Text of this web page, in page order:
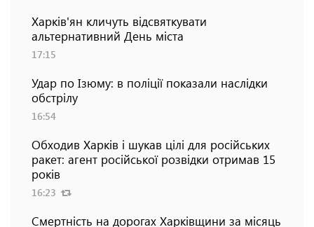
Харків'ян кличуть відсвяткувати
альтернативний День міста
17:15
Удар по Ізюму: в поліції показали наслідки
обстрілу
16:54
Обходив Харків і шукав цілі для російських
ракет: агент російської розвідки отримав 15
років
16:23
Смертність на дорогах Харківщини за місяць